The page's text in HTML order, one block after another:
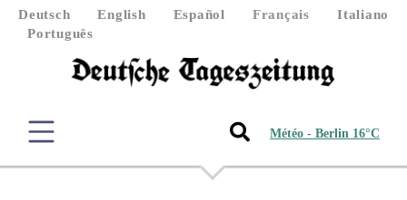
Deutsch English Español Français
Italiano
Português
Météo - Berlin 16°C